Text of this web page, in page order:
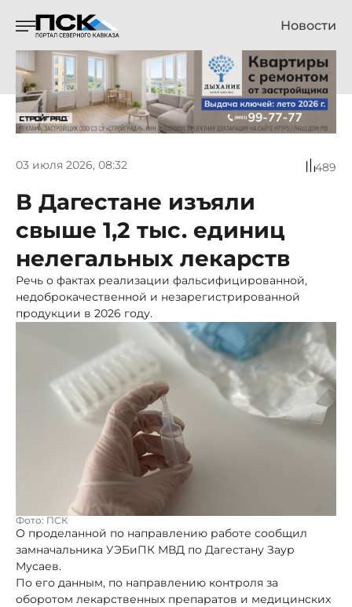
Новости
03 июля 2026, 08:32 489
В Дагестане изъяли
свыше 1,2 тыс. единиц
нелегальных лекарств
Речь о фактах реализации фальсифицированной,
недоброкачественной и незарегистрированной
продукции в 2026 году.
Фото: ПСК
О проделанной по направлению работе сообщил
замначальника УЭБиПК МВД по Дагестану Заур
Мусаев.
По его данным, по направлению контроля за
оборотом лекарственных препаратов и медицинских